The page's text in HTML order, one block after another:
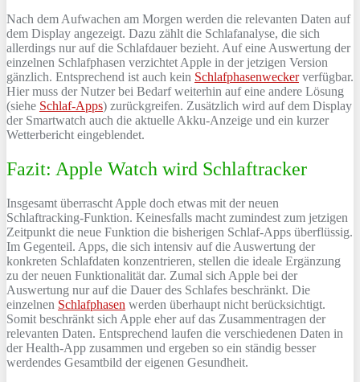
Nach dem Aufwachen am Morgen werden die relevanten Daten auf
dem Display angezeigt. Dazu zählt die Schlafanalyse, die sich
allerdings nur auf die Schlafdauer bezieht. Auf eine Auswertung der
einzelnen Schlafphasen verzichtet Apple in der jetzigen Version
gänzlich. Entsprechend ist auch kein Schlafphasenweckerverfügbar.
Hier muss der Nutzer bei Bedarf weiterhin auf eine andere Lösung
(siehe Schlaf-Apps) zurückgreifen. Zusätzlich wird auf dem Display
der Smartwatch auch die aktuelle Akku-Anzeige und ein kurzer
Wetterbericht eingeblendet.
Fazit: Apple Watch wird Schlaftracker
Insgesamt überrascht Apple doch etwas mit der neuen
Schlaftracking-Funktion. Keinesfalls macht zumindest zum jetzigen
Zeitpunkt die neue Funktion die bisherigen Schlaf-Apps überflüssig.
Im Gegenteil. Apps, die sich intensiv auf die Auswertung der
konkreten Schlafdaten konzentrieren, stellen die ideale Ergänzung
zu der neuen Funktionalität dar. Zumal sich Apple bei der
Auswertung nur auf die Dauer des Schlafes beschränkt. Die
einzelnen Schlafphasen werden überhaupt nicht berücksichtigt.
Somit beschränkt sich Apple eher auf das Zusammentragen der
relevanten Daten. Entsprechend laufen die verschiedenen Daten in
der Health-App zusammen und ergeben so ein ständig besser
werdendes Gesamtbild der eigenen Gesundheit.